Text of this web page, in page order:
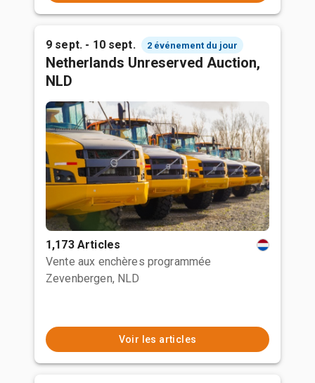
9 sept. - 10 sept. 2 événement du jour
Netherlands Unreserved Auction,
NLD
1,173 Articles
Vente aux enchères programmée
Zevenbergen, NLD
Voir les articles